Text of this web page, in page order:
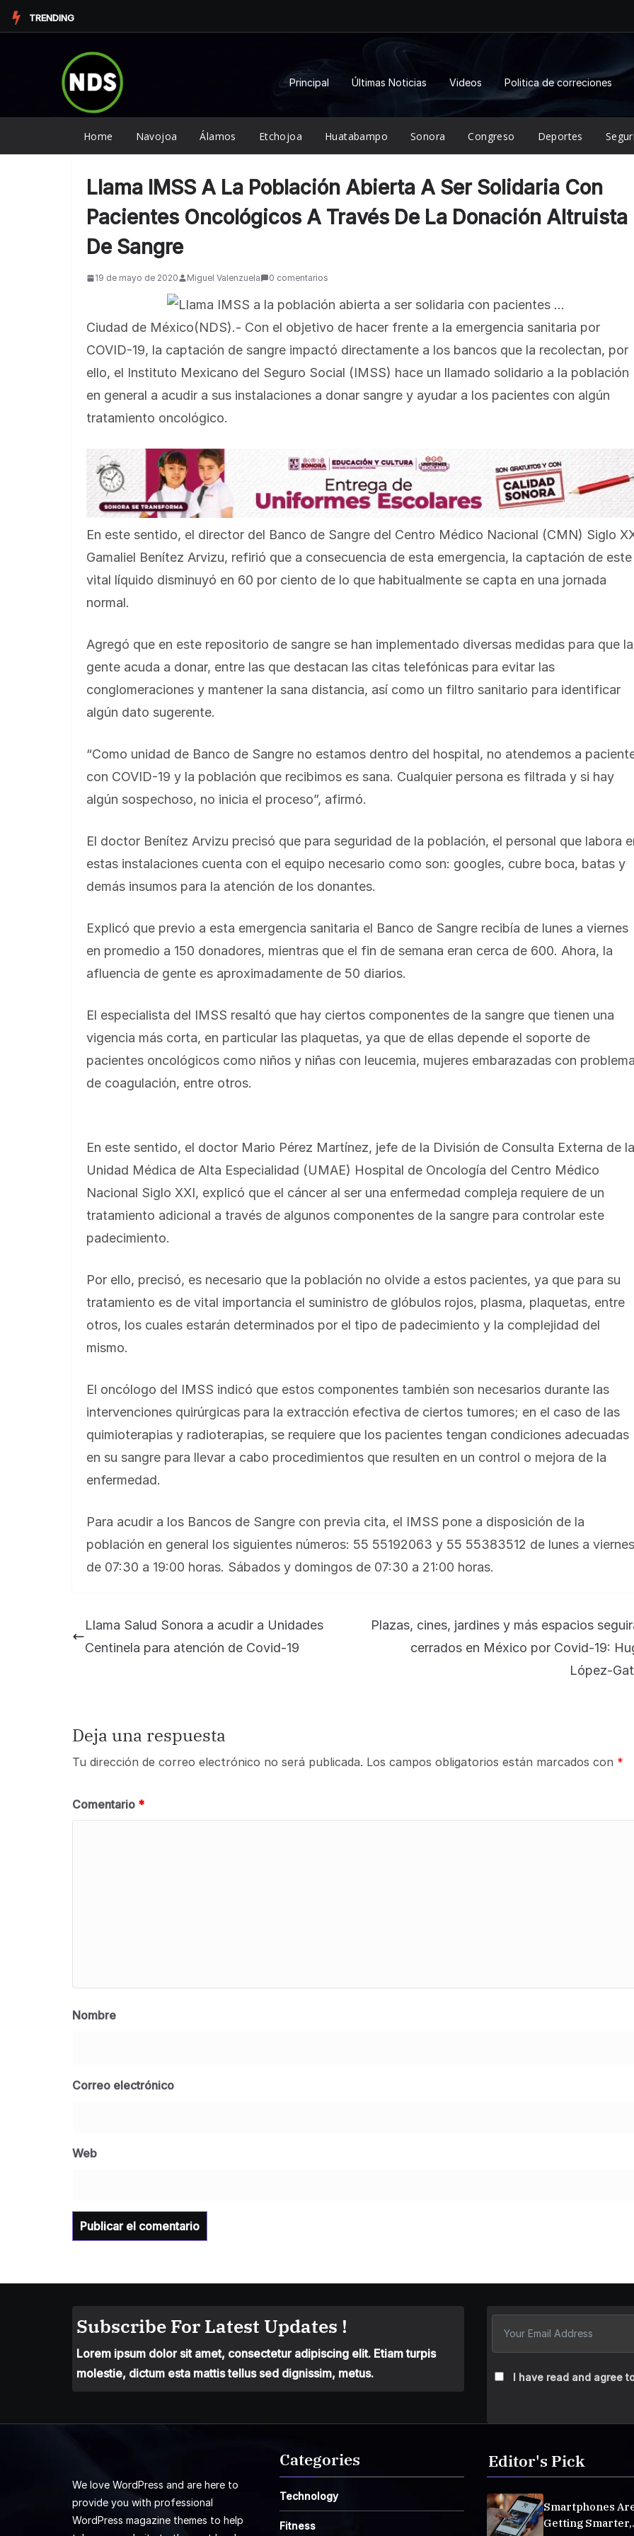
Saltar
al
TRENDING
Principal Últimas Noticias Videos Politica de correciones
Home Navojoa Álamos Etchojoa Huatabampo Sonora Congreso Deportes
Llama IMSS A La Población Abierta A Ser Solidaria Con
Pacientes Oncológicos A Través De La Donación Altruista
De Sangre
19 de mayo de 2020 Miguel Valenzuela 0 comentarios
Ciudad de México(NDS).- Con el objetivo de hacer frente a la emergencia sanitaria por
COVID-19, la captación de sangre impactó directamente a los bancos que la recolectan, por
ello, el Instituto Mexicano del Seguro Social (IMSS) hace un llamado solidario a la población
en general a acudir a sus instalaciones a donar sangre y ayudar a los pacientes con algún
tratamiento oncológico.
En este sentido, el director del Banco de Sangre del Centro Médico Nacional (CMN) Siglo
Gamaliel Benítez Arvizu, refirió que a consecuencia de esta emergencia, la captación de este
vital líquido disminuyó en 60 por ciento de lo que habitualmente se capta en una jornada
normal.
Agregó que en este repositorio de sangre se han implementado diversas medidas para que la
gente acuda a donar, entre las que destacan las citas telefónicas para evitar las
conglomeraciones y mantener la sana distancia, así como un filtro sanitario para identificar
algún dato sugerente.
“Como unidad de Banco de Sangre no estamos dentro del hospital, no atendemos a
con COVID-19 y la población que recibimos es sana. Cualquier persona es filtrada y si hay
algún sospechoso, no inicia el proceso”, afirmó.
El doctor Benítez Arvizu precisó que para seguridad de la población, el personal que labora
estas instalaciones cuenta con el equipo necesario como son: googles, cubre boca, batas y
demás insumos para la atención de los donantes.
Explicó que previo a esta emergencia sanitaria el Banco de Sangre recibía de lunes a viernes
en promedio a 150 donadores, mientras que el fin de semana eran cerca de 600. Ahora, la
afluencia de gente es aproximadamente de 50 diarios.
El especialista del IMSS resaltó que hay ciertos componentes de la sangre que tienen una
vigencia más corta, en particular las plaquetas, ya que de ellas depende el soporte de
pacientes oncológicos como niños y niñas con leucemia, mujeres embarazadas con
de coagulación, entre otros.
En este sentido, el doctor Mario Pérez Martínez, jefe de la División de Consulta Externa de la
Unidad Médica de Alta Especialidad (UMAE) Hospital de Oncología del Centro Médico
Nacional Siglo XXI, explicó que el cáncer al ser una enfermedad compleja requiere de un
tratamiento adicional a través de algunos componentes de la sangre para controlar este
padecimiento.
Por ello, precisó, es necesario que la población no olvide a estos pacientes, ya que para su
tratamiento es de vital importancia el suministro de glóbulos rojos, plasma, plaquetas, entre
otros, los cuales estarán determinados por el tipo de padecimiento y la complejidad del
mismo.
El oncólogo del IMSS indicó que estos componentes también son necesarios durante las
intervenciones quirúrgicas para la extracción efectiva de ciertos tumores; en el caso de las
quimioterapias y radioterapias, se requiere que los pacientes tengan condiciones adecuadas
en su sangre para llevar a cabo procedimientos que resulten en un control o mejora de la
enfermedad.
Para acudir a los Bancos de Sangre con previa cita, el IMSS pone a disposición de la
población en general los siguientes números: 55 55192063 y 55 55383512 de lunes a viernes
de 07:30 a 19:00 horas. Sábados y domingos de 07:30 a 21:00 horas.
Llama Salud Sonora a acudir a Unidades
Centinela para atención de Covid-19
Plazas, cines, jardines y más espacios
cerrados en México por Covid-19:
López-
Deja una respuesta
Tu dirección de correo electrónico no será publicada. Los campos obligatorios están marcados con *
Comentario *
Nombre
Correo electrónico
Web
Subscribe For Latest Updates !
Lorem ipsum dolor sit amet, consectetur adipiscing elit. Etiam turpis
molestie, dictum esta mattis tellus sed dignissim, metus.
I have read and agree
We love WordPress and are here to
provide you with professional
WordPress magazine themes to help
Categories
Technology
Fitness
Editor's Pick
Smartphones
Getting Smarter,